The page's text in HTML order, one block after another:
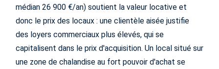
médian 26 900 €/an) soutient la valeur locative et
donc le prix des locaux : une clientèle aisée justifie
des loyers commerciaux plus élevés, qui se
capitalisent dans le prix d'acquisition. Un local situé sur
une zone de chalandise au fort pouvoir d'achat se